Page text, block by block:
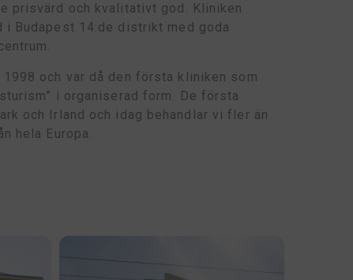
prisvärd och kvalitativt god. Kliniken
i Budapest 14:de distrikt med goda
och var då den första kliniken som
i organiserad form. De första
och Irland och idag behandlar vi fler än
hela Europa.